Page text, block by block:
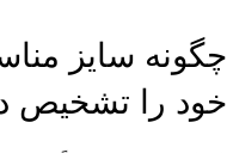
چگونه سایز
خود را تشخیص